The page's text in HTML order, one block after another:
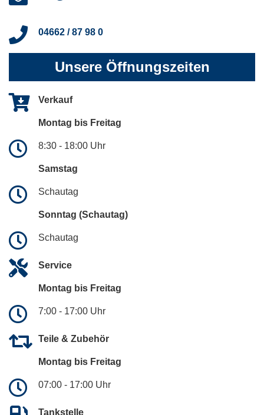
04662 / 87 98 0
Unsere Öffnungszeiten
Verkauf
Montag bis Freitag
8:30 - 18:00 Uhr
Samstag
Schautag
Sonntag (Schautag)
Schautag
Service
Montag bis Freitag
7:00 - 17:00 Uhr
Teile & Zubehör
Montag bis Freitag
07:00 - 17:00 Uhr
Tankstelle